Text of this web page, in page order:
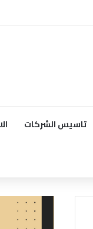
تاسيس الشركات